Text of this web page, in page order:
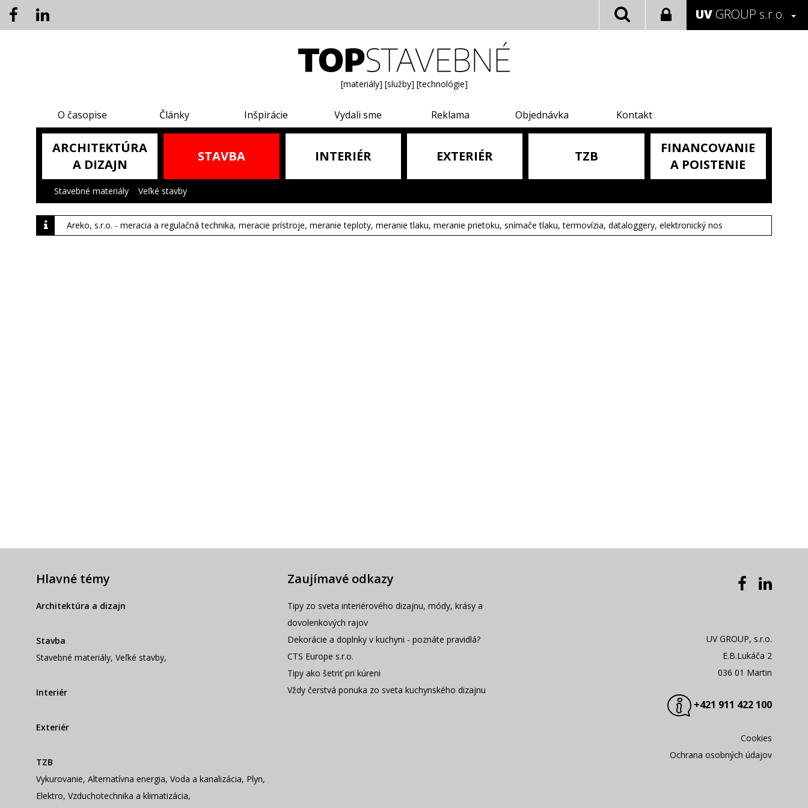
UV GROUP s.r.o.
[materiály] [služby] [technológie]
O časopise Články Inšpirácie Vydali sme Reklama Objednávka Kontakt
ARCHITEKTÚRA
A DIZAJN
STAVBA INTERIÉR EXTERIÉR TZB
FINANCOVANIE
A POISTENIE
Stavebné materiály Veľké stavby
Areko, s.r.o. - meracia a regulačná technika, meracie prístroje, meranie teploty, meranie tlaku, meranie prietoku, snímače tlaku, termovízia, dataloggery, elektronický nos
Hlavné témy
Architektúra a dizajn
Stavba
Stavebné materiály, Veľké stavby,
Interiér
Exteriér
TZB
Vykurovanie, Alternatívna energia, Voda a kanalizácia, Plyn,
Elektro, Vzduchotechnika a klimatizácia,
Zaujímavé odkazy
Tipy zo sveta interiérového dizajnu, módy, krásy a
dovolenkových rajov
Dekorácie a doplnky v kuchyni - poznáte pravidlá?
CTS Europe s.r.o.
Tipy ako šetriť pri kúreni
Vždy čerstvá ponuka zo sveta kuchynského dizajnu
UV GROUP, s.r.o.
E.B.Lukáča 2
036 01 Martin
+421 911 422 100
Cookies
Ochrana osobných údajov